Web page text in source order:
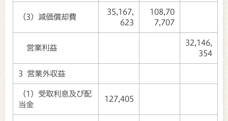
（3）減価償却費
35,167,
623
108,70
7,707
営業利益
32,146,
354
3 営業外収益
（1）受取利息及び配
当金
127,405